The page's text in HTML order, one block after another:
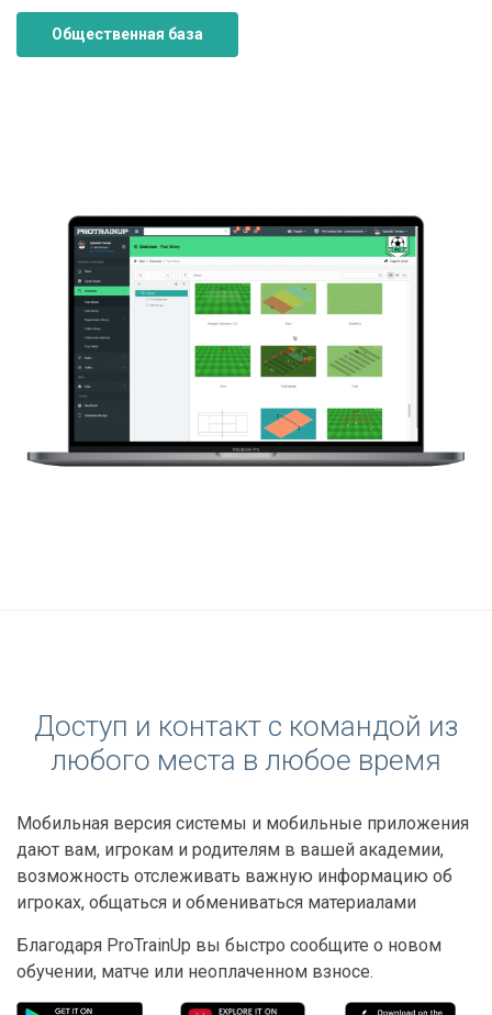
Общественная база
Доступ и контакт с командой из
любого места в любое время
Мобильная версия системы и мобильные приложения
дают вам, игрокам и родителям в вашей академии,
возможность отслеживать важную информацию об
игроках, общаться и обмениваться материалами
Благодаря ProTrainUp вы быстро сообщите о новом
обучении, матче или неоплаченном взносе.